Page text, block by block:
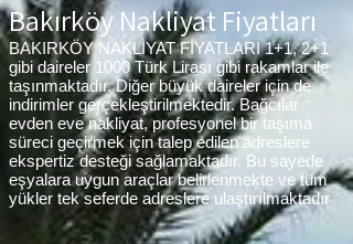
Bakırköy Nakliyat Fiyatları
BAKIRKÖY NAKLİYAT FİYATLARI 1+1, 2+1
gibi daireler 1000 Türk Lirası gibi rakamlar ile
taşınmaktadır. Diğer büyük daireler için de
indirimler gerçekleştirilmektedir. Bağcılar
evden eve nakliyat, profesyonel bir taşıma
süreci geçirmek için talep edilen adreslere
ekspertiz desteği sağlamaktadır. Bu sayede
eşyalara uygun araçlar belirlenmekte ve tüm
yükler tek seferde adreslere ulaştırılmaktadır